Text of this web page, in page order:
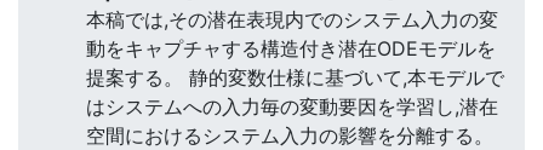
本稿では,その潜在表現内でのシステム入力の変
動をキャプチャする構造付き潜在ODEモデルを
提案する。 静的変数仕様に基づいて,本モデルで
はシステムへの入力毎の変動要因を学習し,潜在
空間におけるシステム入力の影響を分離する。